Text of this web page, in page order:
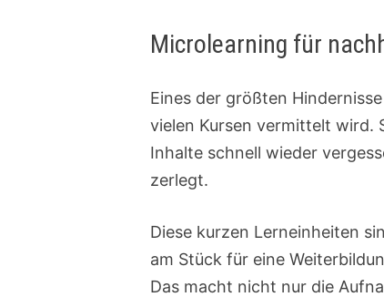
Microlearning für
Eines der größten
vielen Kursen vermittelt wird.
Inhalte schnell wieder
zerlegt.
Diese kurzen Lerneinheiten
am Stück für eine
Das macht nicht nur die